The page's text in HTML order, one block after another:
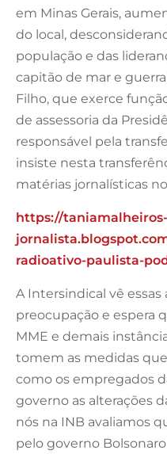
em Minas Gerais,
do local,
população e das
capitão de mar e
Filho, que exerce
de assessoria da
responsável pela
insiste nesta
matérias jornalísticas
https://taniamalheiros-
radioativo-paulista-
A Intersindical vê
preocupação e espera
MME e demais
tomem as medidas
como os empregados
governo as alterações
nós na INB avaliamos
pelo governo